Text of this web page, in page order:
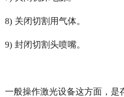
8) 关闭切割用气体。
9) 封闭切割头喷嘴。
一般操作激光设备这方面，是